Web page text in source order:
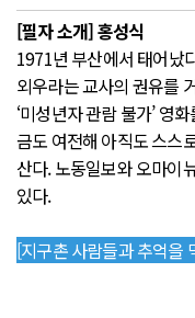
[필자 소개] 홍성식
1971년 부산에서 태어났
외우라는 교사의 권유를
‘미성년자 관람 불가’ 영
금도 여전해 아직도 스스
산다. 노동일보와 오마이
있다.
[지구촌 사람들과 추억을